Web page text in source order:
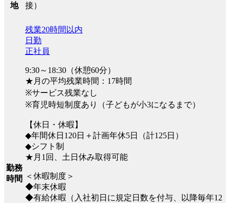
地
接）
勤務
時間
残業20時間以内
日勤
正社員
9:30～18:30（休憩60分）
★月の平均残業時間：17時間
※サービス残業なし
※育児時短制度あり（子どもが小3になるまで）
【休日・休暇】
◆年間休日120日＋計画年休5日（計125日）
◆シフト制
★月1回、土日休み取得可能
＜休暇制度＞
◆年末休暇
◆有給休暇（入社初日に規定日数を付与、以降毎年12